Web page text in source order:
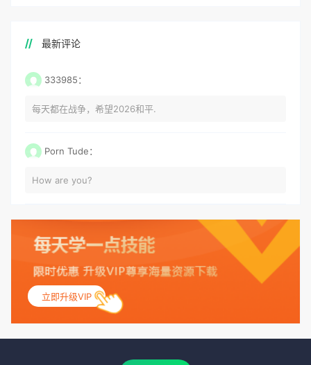
最新评论
333985：
每天都在战争，希望2026和平.
Porn Tude：
How are you?
立即升级VIP